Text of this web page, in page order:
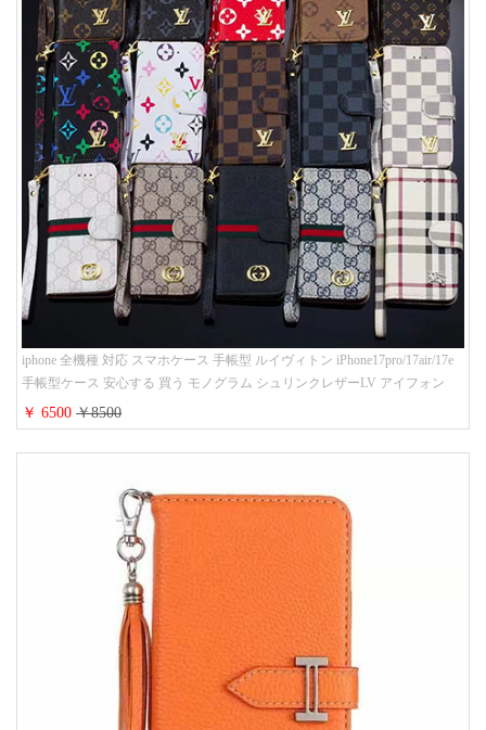
iphone 全機種 対応 スマホケース 手帳型 ルイヴィトン iPhone17pro/17air/17e
手帳型ケース 安心する 買う モノグラム シュリンクレザーLV アイフォン
16/16promaxスマホケース 手帳 多機能 グッチiphone15pro/14/13携帯ケース 大
人 レディース メンズ ストラップ付き
￥ 6500￥8500